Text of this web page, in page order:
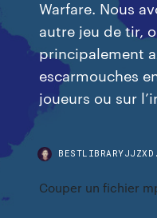
Warfare. Nous
autre jeu de tir,
principalement
escarmouches
joueurs ou sur
Couper un fichier